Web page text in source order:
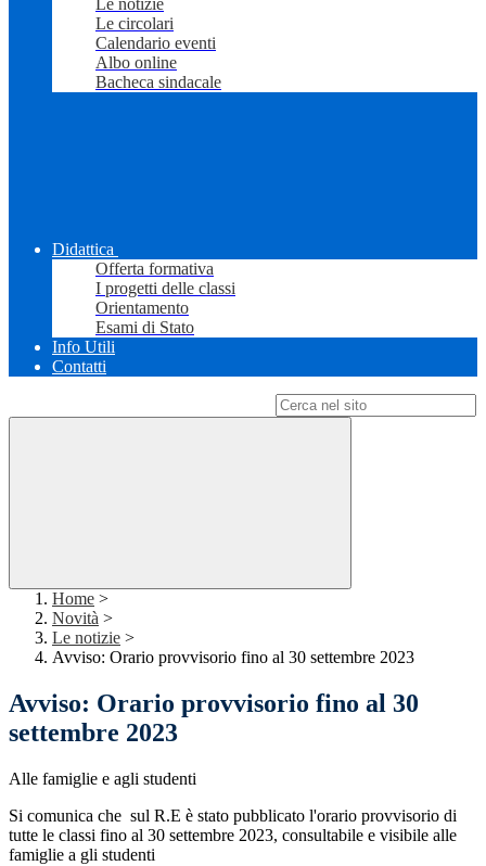
Le notizie
Le circolari
Calendario eventi
Albo online
Bacheca sindacale
Didattica
Offerta formativa
I progetti delle classi
Orientamento
Esami di Stato
Info Utili
Contatti
Home >
Novità >
Le notizie >
Avviso: Orario provvisorio fino al 30 settembre 2023
Avviso: Orario provvisorio fino al 30
settembre 2023
Alle famiglie e agli studenti
Si comunica che sul R.E è stato pubblicato l'orario provvisorio di
tutte le classi fino al 30 settembre 2023, consultabile e visibile alle
famiglie a gli studenti